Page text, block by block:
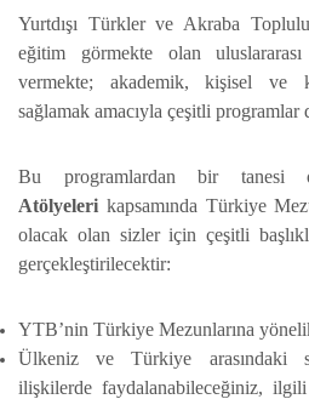
Yurtdışı Türkler ve Akraba
eğitim görmekte olan
vermekte; akademik, kişisel ve
sağlamak amacıyla çeşitli programlar
Bu programlardan bir tanesi
Atölyeleri kapsamında Türkiye
olacak olan sizler için çeşitli
gerçekleştirilecektir:
YTB’nin Türkiye Mezunlarına
Ülkeniz ve Türkiye arasındaki
ilişkilerde faydalanabileceğiniz,